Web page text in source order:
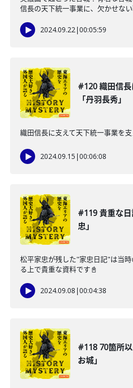
信長の天下統一事業に、欠かせない
2024.09.22|00:05:59
#120 織田信長
「丹羽長秀」
織田信長に支えて天下統一事業を
2024.09.15 |00:06:08
#119 貴重な
忠」
松平家忠が残した"家忠日記"は当
る上で貴重な資料です📓
2024.09.08 |00:04:38
#118 70箇所
お城」